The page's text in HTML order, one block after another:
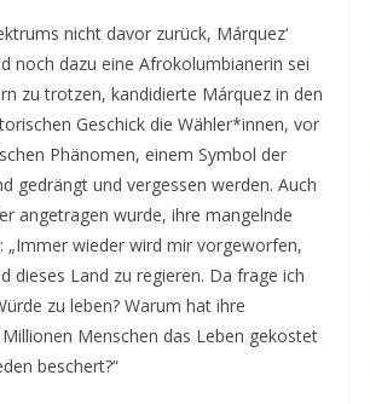
nicht davor zurück, Márquez‘
noch dazu eine Afrokolumbianerin sei
zu trotzen, kandidierte Márquez in den
Geschick die Wähler*innen, vor
Phänomen, einem Symbol der
gedrängt und vergessen werden. Auch
angetragen wurde, ihre mangelnde
„Immer wieder wird mir vorgeworfen,
dieses Land zu regieren. Da frage ich
zu leben? Warum hat ihre
Menschen das Leben gekostet
beschert?“